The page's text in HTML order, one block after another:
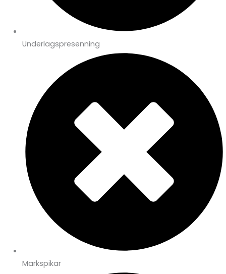
Underlagspresenning
Markspikar